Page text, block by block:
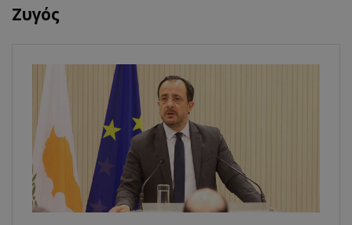
Ζυγός